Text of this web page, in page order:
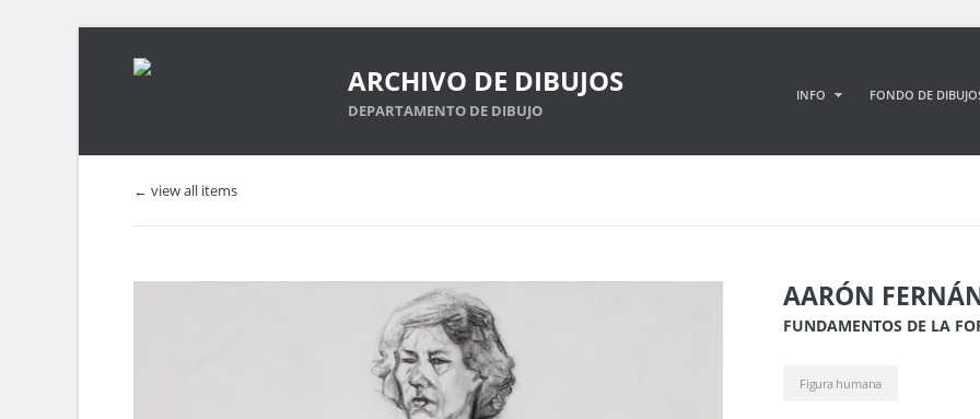
ARCHIVO DE DIBUJOS
DEPARTAMENTO DE DIBUJO
INFO FONDO DE
← view all items
AARÓN
FUNDAMENTOS DE LA
Figura humana